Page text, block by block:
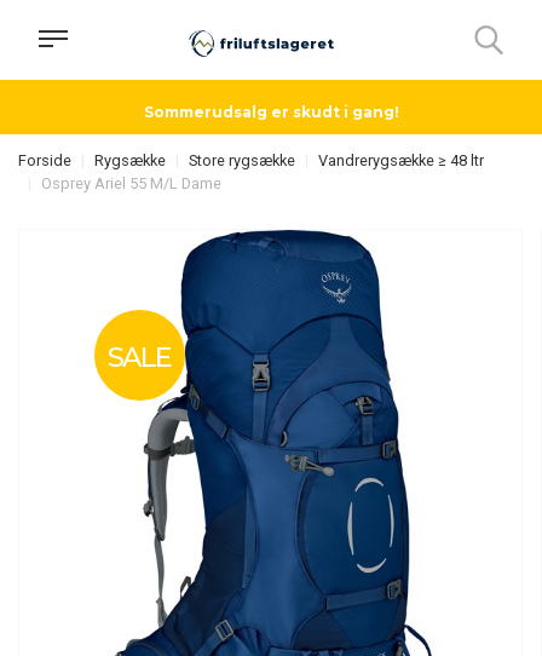
Sommerudsalg er skudt i gang!
Forside Rygsække Store rygsække
Vandrerygsække ≥ 48 ltr
Osprey Ariel 55 M/L Dame
SALE